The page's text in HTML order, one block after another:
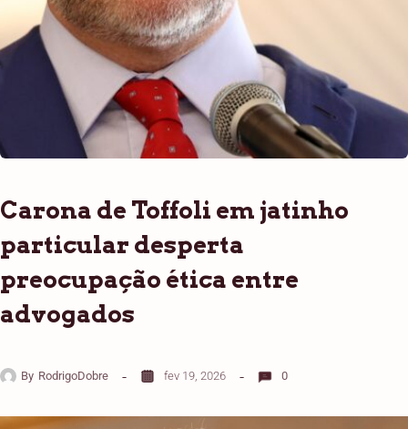
Carona de Toffoli em jatinho
particular desperta
preocupação ética entre
advogados
By RodrigoDobre fev 19, 2026 0